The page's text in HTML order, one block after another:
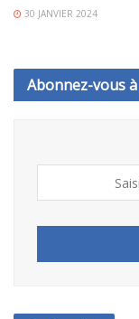
30 JANVIER 2024
Abonnez-vous